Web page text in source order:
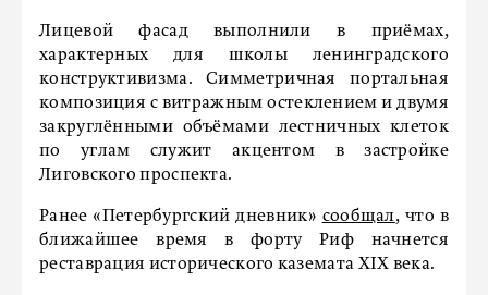
Лицевой фасад выполнили в приёмах,
характерных для школы ленинградского
конструктивизма. Симметричная портальная
композиция с витражным остеклением и двумя
закруглёнными объёмами лестничных клеток
по углам служит акцентом в застройке
Лиговского проспекта.
Ранее «Петербургский дневник» сообщал, что в
ближайшее время в форту Риф начнется
реставрация исторического каземата XIX века.